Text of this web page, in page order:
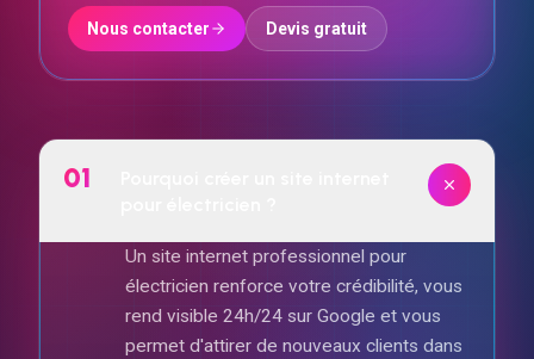
Nous contacter Devis gratuit
01
Un site internet professionnel pour
électricien renforce votre crédibilité, vous
rend visible 24h/24 sur Google et vous
permet d'attirer de nouveaux clients dans